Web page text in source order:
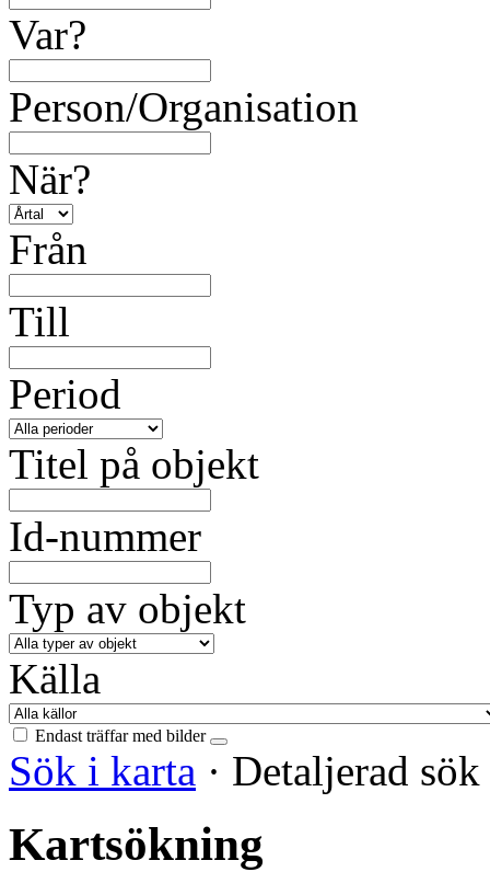
Var?
Person/Organisation
När?
Från
Till
Period
Titel på objekt
Id-nummer
Typ av objekt
Källa
Endast träffar med bilder
Sök i karta · Detaljerad sök
Kartsökning